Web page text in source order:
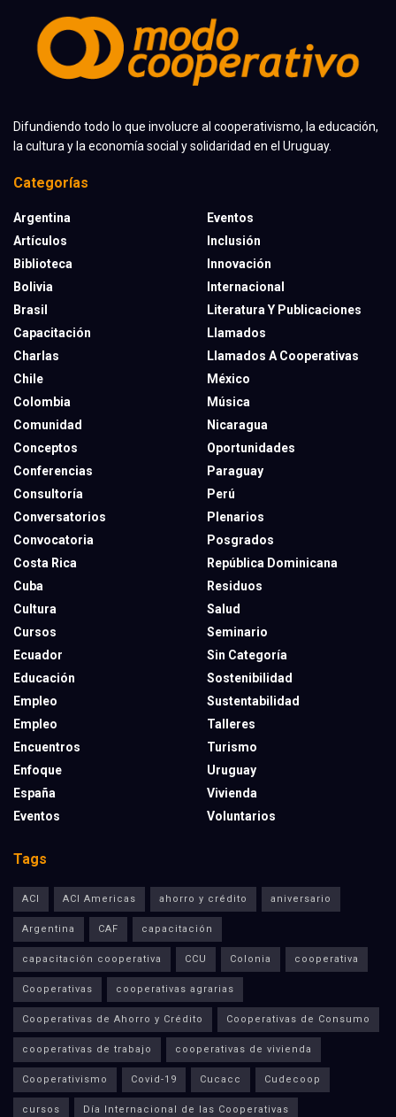
Difundiendo todo lo que involucre al cooperativismo, la educación,
la cultura y la economía social y solidaridad en el Uruguay.
Categorías
Argentina
Artículos
Biblioteca
Bolivia
Brasil
Capacitación
Charlas
Chile
Colombia
Comunidad
Conceptos
Conferencias
Consultoría
Conversatorios
Convocatoria
Costa Rica
Cuba
Cultura
Cursos
Ecuador
Educación
Empleo
Empleo
Encuentros
Enfoque
España
Eventos
Eventos
Inclusión
Innovación
Internacional
Literatura Y Publicaciones
Llamados
Llamados A Cooperativas
México
Música
Nicaragua
Oportunidades
Paraguay
Perú
Plenarios
Posgrados
República Dominicana
Residuos
Salud
Seminario
Sin Categoría
Sostenibilidad
Sustentabilidad
Talleres
Turismo
Uruguay
Vivienda
Voluntarios
Tags
ACI ACI Americas ahorro y crédito aniversario
Argentina CAF capacitación
capacitación cooperativa CCU Colonia cooperativa
Cooperativas cooperativas agrarias
Cooperativas de Ahorro y Crédito Cooperativas de Consumo
cooperativas de trabajo cooperativas de vivienda
Cooperativismo Covid-19 Cucacc Cudecoop
cursos Día Internacional de las Cooperativas